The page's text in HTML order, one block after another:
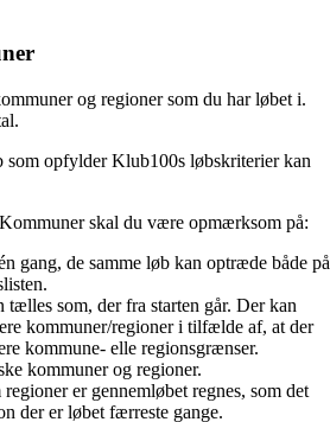
og regioner som du har løbet i.
som opfylder Klub100s løbskriterier kan
skal du være opmærksom på:
gang, de samme løb kan optræde både på
tælles som, der fra starten går. Der kan
kommuner/regioner i tilfælde af, at der
kommune- elle regionsgrænser.
kommuner og regioner.
er gennemløbet regnes, som det
der er løbet færreste gange.